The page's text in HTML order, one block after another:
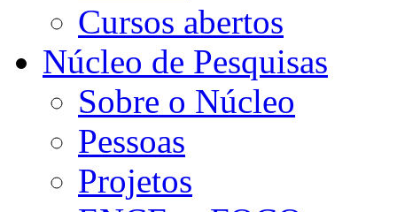
Cursos abertos
Núcleo de Pesquisas
Sobre o Núcleo
Pessoas
Projetos